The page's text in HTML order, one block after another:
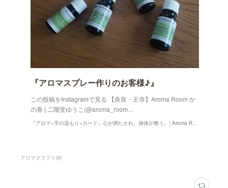
『アロマスプレー作りのお客様♪』
この投稿をInstagramで見る 【奈良・王寺】Aroma Room か
の香 | 二階堂ゆうこ(@aroma_room…
『アロマ×手の温もり×カード』心が満たされ、身体が整う。| Aroma Room かの香
アロマクラフト (8)